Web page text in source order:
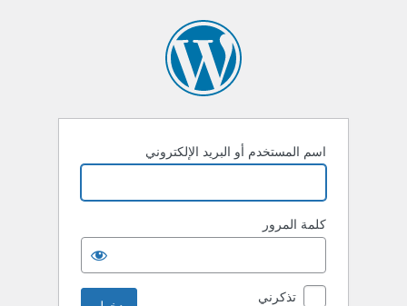
اسم المستخدم أو البريد الإلكتروني
كلمة المرور
تذكرني